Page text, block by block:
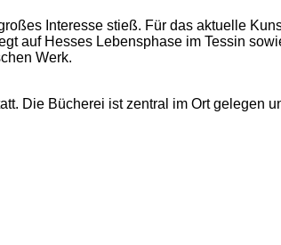
Interesse stieß. Für das aktuelle
auf Hesses Lebensphase im Tessin
Werk.
Die Bücherei ist zentral im Ort gelegen